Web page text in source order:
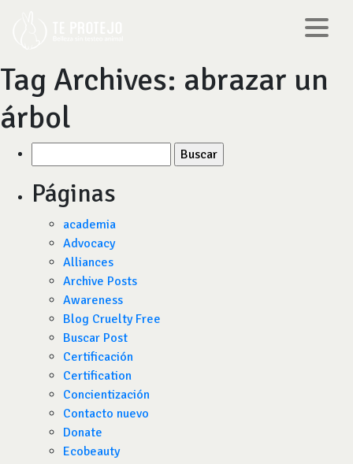
Tag Archives: abrazar un
árbol
por:
Páginas
academia
Advocacy
Alliances
Archive Posts
Awareness
Blog Cruelty Free
Buscar Post
Certificación
Certification
Concientización
Contacto nuevo
Donate
Ecobeauty